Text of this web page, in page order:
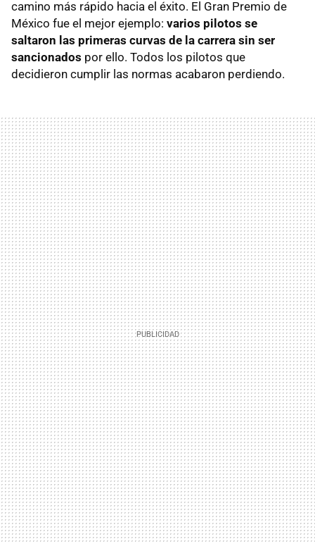
camino más rápido hacia el éxito. El Gran Premio de
México fue el mejor ejemplo: varios pilotos se
saltaron las primeras curvas de la carrera sin ser
sancionados por ello. Todos los pilotos que
decidieron cumplir las normas acabaron perdiendo.